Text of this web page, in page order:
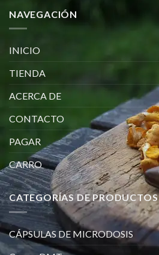
NAVEGACIÓN
INICIO
TIENDA
ACERCA DE
CONTACTO
PAGAR
CARRO
CATEGORÍAS DE PRODUCTOS
CÁPSULAS DE MICRODOSIS